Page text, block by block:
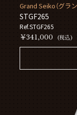
Grand Seiko（グラ
STGF265
Ref.STGF265
￥341,000 (税込)